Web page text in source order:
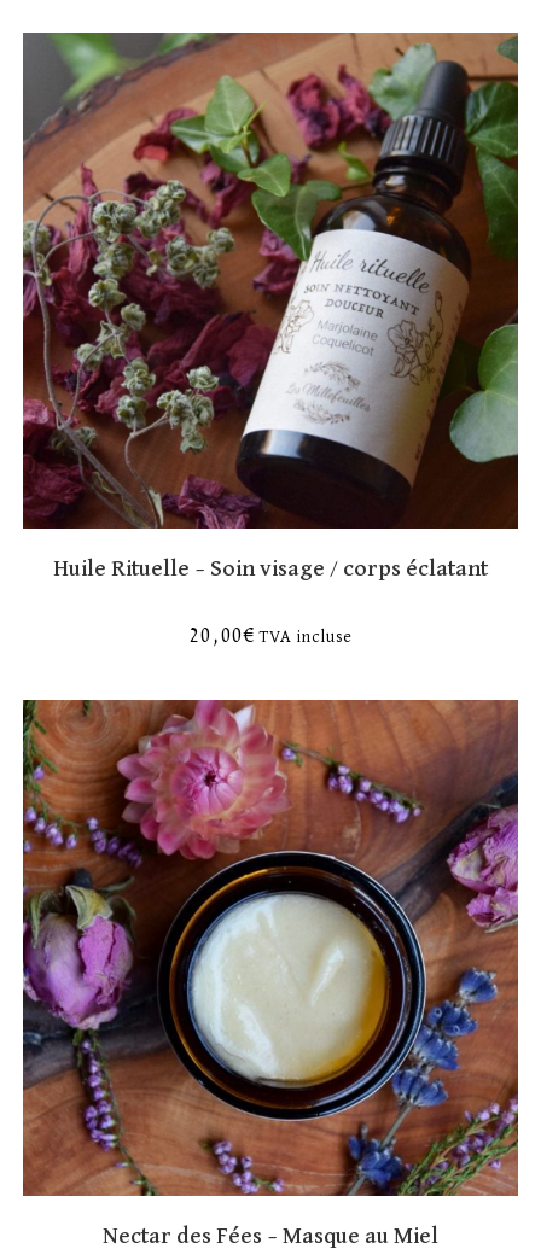
Huile Rituelle – Soin visage / corps éclatant
20,00€ TVA incluse
Nectar des Fées – Masque au Miel